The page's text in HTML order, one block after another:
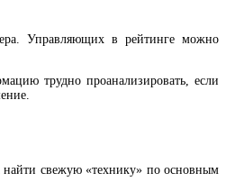
Управляющих в рейтинге можно
трудно проанализировать, если
найти свежую «технику» по основным